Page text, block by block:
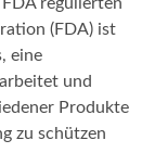
(FDA) ist
eine
und
Produkte
zu schützen